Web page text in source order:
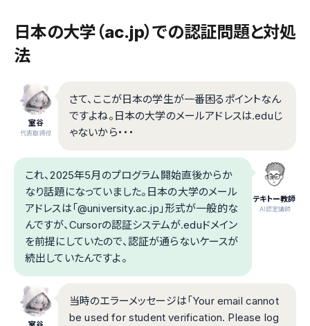
日本の大学（ac.jp）での認証問題と対処
法
室谷
代表取締役
さて、ここが日本の学生が一番困るポイントなん
ですよね。日本の大学のメールアドレスは.eduじ
ゃないから・・・
テキトー教師
.AI認定講師
これ、2025年5月のプログラム開始直後からか
なり話題になっていました。日本の大学のメール
アドレスは「@university.ac.jp」形式が一般的な
んですが、Cursorの認証システムが.eduドメイン
を前提にしていたので、認証が通らないケースが
続出していたんですよ。
当時のエラーメッセージは「Your email cannot
be used for student verification. Please log